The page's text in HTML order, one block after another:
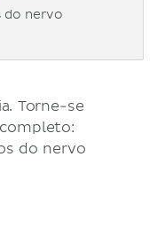
do nervo
Torne-se
do nervo